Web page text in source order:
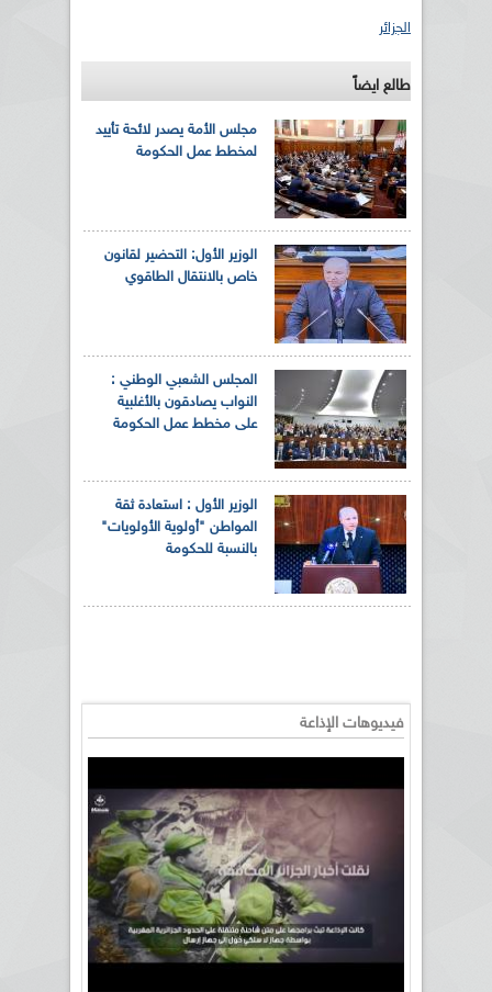
الجزائر
طالع ايضاً
مجلس الأمة يصدر لائحة تأييد
لمخطط عمل الحكومة
الوزير الأول: التحضير لقانون
خاص بالانتقال الطاقوي
المجلس الشعبي الوطني :
النواب يصادقون بالأغلبية
على مخطط عمل الحكومة
الوزير الأول : استعادة ثقة
المواطن "أولوية الأولويات"
بالنسبة للحكومة
فيديوهات الإذاعة